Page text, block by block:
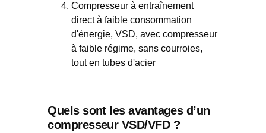
Compresseur à entraînement
direct à faible consommation
d'énergie, VSD, avec compresseur
à faible régime, sans courroies,
tout en tubes d'acier
Quels sont les avantages d’un
compresseur VSD/VFD ?